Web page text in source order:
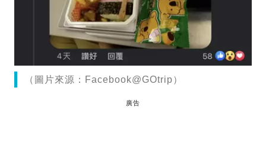
（圖片來源：Facebook@GOtrip）
廣告